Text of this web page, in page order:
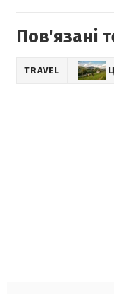
Пов'язані
TRAVEL